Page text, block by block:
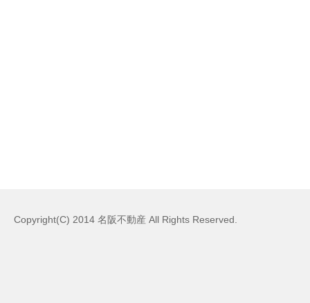
Copyright(C) 2014 名阪不動産 All Rights Reserved.